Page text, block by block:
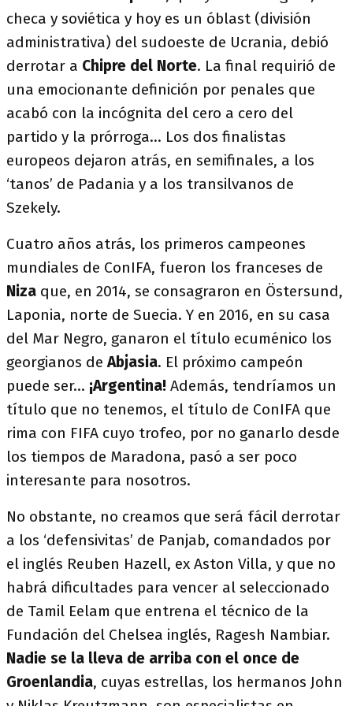
checa y soviética y hoy es un óblast (división
administrativa) del sudoeste de Ucrania, debió
derrotar a Chipre del Norte. La final requirió de
una emocionante definición por penales que
acabó con la incógnita del cero a cero del
partido y la prórroga… Los dos finalistas
europeos dejaron atrás, en semifinales, a los
‘tanos’ de Padania y a los transilvanos de
Szekely.
Cuatro años atrás, los primeros campeones
mundiales de ConIFA, fueron los franceses de
Niza que, en 2014, se consagraron en Östersund,
Laponia, norte de Suecia. Y en 2016, en su casa
del Mar Negro, ganaron el título ecuménico los
georgianos deAbjasia. El próximo campeón
puede ser… ¡Argentina! Además, tendríamos un
título que no tenemos, el título de ConIFA que
rima con FIFA cuyo trofeo, por no ganarlo desde
los tiempos de Maradona, pasó a ser poco
interesante para nosotros.
No obstante, no creamos que será fácil derrotar
a los ‘defensivitas’ de Panjab, comandados por
el inglés Reuben Hazell, ex Aston Villa, y que no
habrá dificultades para vencer al seleccionado
de Tamil Eelam que entrena el técnico de la
Fundación del Chelsea inglés, Ragesh Nambiar.
Nadie se la lleva de arriba con el once de
Groenlandia, cuyas estrellas, los hermanos John